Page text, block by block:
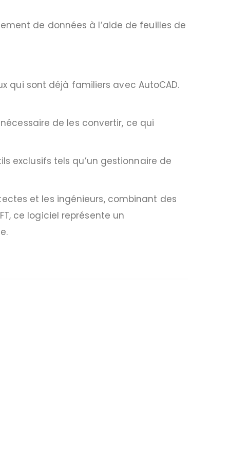
de données à l’aide de feuilles de
qui sont déjà familiers avec AutoCAD.
de les convertir, ce qui
exclusifs tels qu’un gestionnaire de
et les ingénieurs, combinant des
ce logiciel représente un